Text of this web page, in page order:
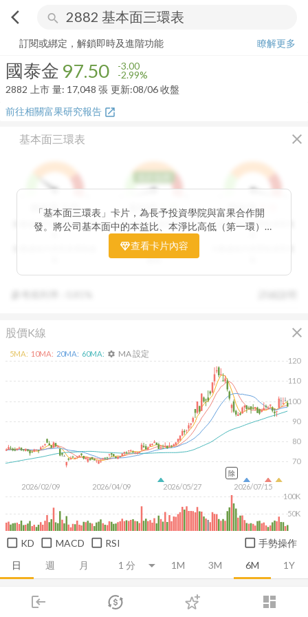
arrow_back_ios search
login dashboard
市場 登入
國泰金 97.50 -2.99%
訂閱或綁定，解鎖即時及進階功能
瞭解更多
國泰金 97.50 -3.00
-2.99%
2882
上市 量: 17,048 張 更新:08/06 收盤
前往相關富果研究報告 open_in_new
基本面三環表 close
價值環3分
分數越高代表投資價值越
高
股利環 1 分
分數越高代表股利報酬率
越高
分數越低代表股利報酬率
越低
營收環9
分數越高代表營收成長性
高
「基本面三環表」卡片，為長予投資學院與富果合作開
發。將公司基本面中的本益比、本淨比高低（第一環）、
股利報酬率好壞（第二環）以及營收成長性（第三環），
透過數據分析與統計處理，用三環的表達方式讓投資人可
查看卡片內容
股價K線 close
日 週 月 1M 3M 6M 1Y
2026/02/09 2026/04/09 2026/05/27 2026/07/15
70
80
90
100
110
120
50K
100K
5MA: 10MA: 20MA: 60MA: settings MA 設定
除
KD MACD RSI 手勢操作
推薦卡片 技術面 消息面 財務報